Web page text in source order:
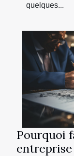
quelques...
Pourquoi